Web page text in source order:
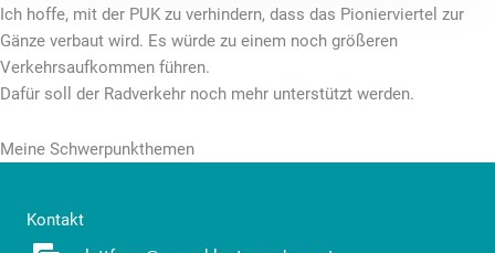
Ich hoffe, mit der PUK zu verhindern, dass das Pionierviertel zur
Gänze verbaut wird. Es würde zu einem noch größeren
Verkehrsaufkommen führen.
Dafür soll der Radverkehr noch mehr unterstützt werden.
Meine Schwerpunkthemen
Kontakt